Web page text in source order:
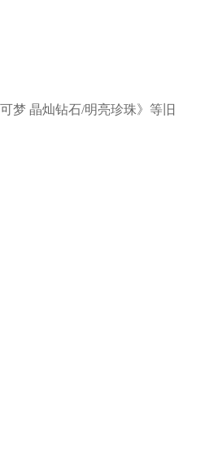
梦 晶灿钻石/明亮珍珠》等旧